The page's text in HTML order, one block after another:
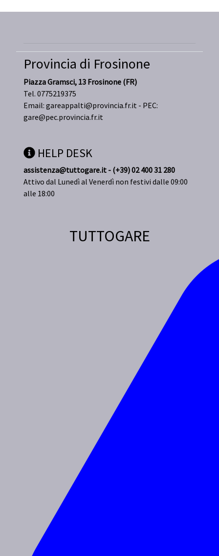
Provincia di Frosinone
Piazza Gramsci, 13 Frosinone (FR)
Tel. 0775219375
Email: gareappalti@provincia.fr.it - PEC:
gare@pec.provincia.fr.it
HELP DESK
assistenza@tuttogare.it - (+39) 02 400 31 280
Attivo dal Lunedì al Venerdì non festivi dalle 09:00
alle 18:00
TUTTOGARE